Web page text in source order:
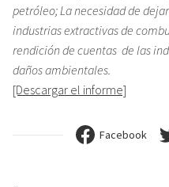
petróleo; La necesidad de
industrias extractivas de
rendición de cuentas de las
daños ambientales.
[Descargar el informe]
Facebook